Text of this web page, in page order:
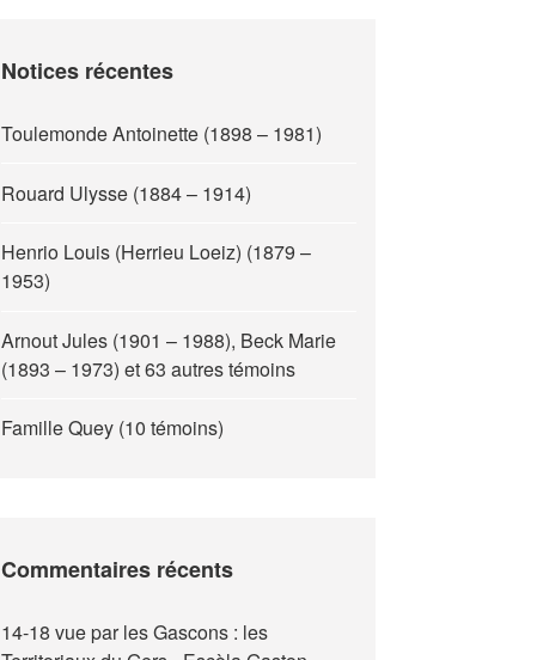
Notices récentes
Toulemonde Antoinette (1898 – 1981)
Rouard Ulysse (1884 – 1914)
Henrio Louis (Herrieu Loeiz) (1879 –
1953)
Arnout Jules (1901 – 1988), Beck Marie
(1893 – 1973) et 63 autres témoins
Famille Quey (10 témoins)
Commentaires récents
14-18 vue par les Gascons : les